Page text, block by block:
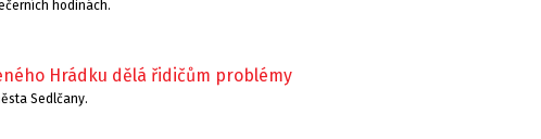
hodinách.
Hrádku dělá řidičům problémy
Sedlčany.